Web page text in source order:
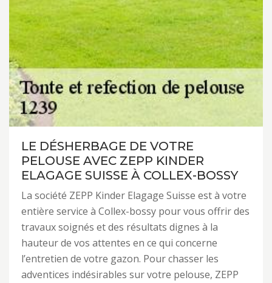
LE DÉSHERBAGE DE VOTRE
PELOUSE AVEC ZEPP KINDER
ELAGAGE SUISSE À COLLEX-BOSSY
La société ZEPP Kinder Elagage Suisse est à votre
entière service à Collex-bossy pour vous offrir des
travaux soignés et des résultats dignes à la
hauteur de vos attentes en ce qui concerne
l’entretien de votre gazon. Pour chasser les
adventices indésirables sur votre pelouse, ZEPP